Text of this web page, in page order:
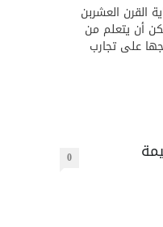
القرن العشربن
أن يتعلم من
على تجارب
0